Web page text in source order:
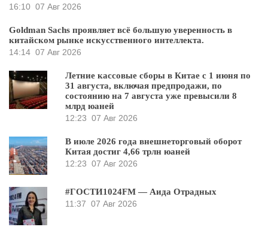
16:10 07 Авг 2026
Goldman Sachs проявляет всё большую уверенность в
китайском рынке искусственного интеллекта.
14:14 07 Авг 2026
Летние кассовые сборы в Китае с 1 июня по
31 августа, включая предпродажи, по
состоянию на 7 августа уже превысили 8
млрд юаней
12:23 07 Авг 2026
В июле 2026 года внешнеторговый оборот
Китая достиг 4,66 трлн юаней
12:23 07 Авг 2026
#ГОСТИ1024FM — Аида Отрадных
11:37 07 Авг 2026